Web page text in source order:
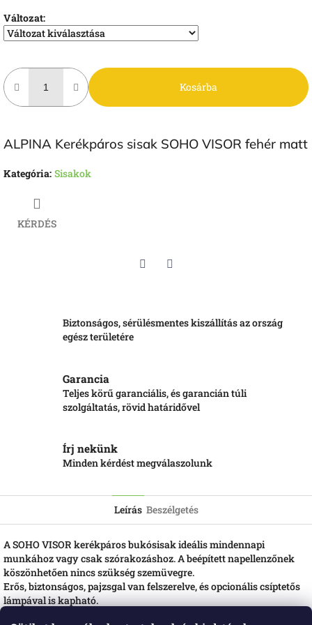
Változat:
Kosárba
ALPINA Kerékpáros sisak SOHO VISOR fehér matt
Kategória: Sisakok
KÉRDÉS
Biztonságos, sérülésmentes kiszállítás az ország
egész területére
Garancia
Teljes körű garanciális, és garancián túli
szolgáltatás, rövid határidővel
Írj nekünk
Minden kérdést megválaszolunk
Leírás Beszélgetés
A SOHO VISOR kerékpáros bukósisak ideális mindennapi
munkához vagy csak szórakozáshoz. A beépített napellenzőnek
köszönhetően nincs szükség szemüvegre.
Erős, biztonságos, pajzsgal van felszerelve, és opcionális csíptetős
lámpával is kapható.